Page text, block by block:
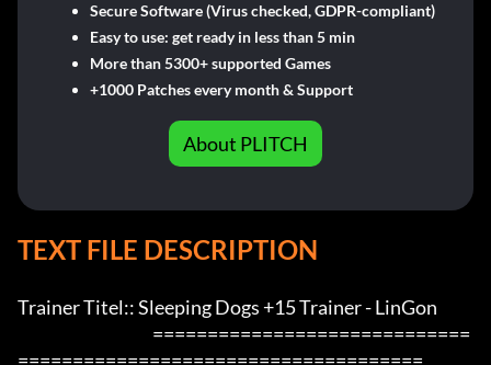
Secure Software (Virus checked, GDPR-compliant)
Easy to use: get ready in less than 5 min
More than 5300+ supported Games
+1000 Patches every month & Support
About PLITCH
TEXT FILE DESCRIPTION
Trainer Titel:: Sleeping Dogs +15 Trainer - LinGon
=====================================